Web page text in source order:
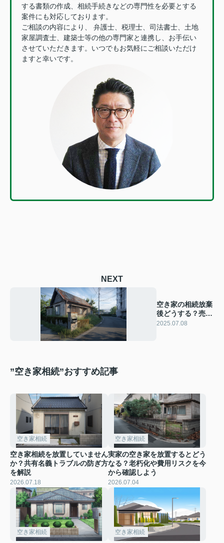
する書類の作成、相続手続きなどの専門性を必要とする
案件にも対応しております。
ご相談の内容により、 弁護士、税理士、司法書士、土地
家屋調査士、建築士等の他の専門家と連携し、お手伝い
させていただきます。いつでもお気軽にご相談いただけ
ますと幸いです。
NEXT
空き家の相続放棄
後どうする？売却
方法や管理の注意
2025.07.08
”空き家相続”おすすめ記事
空き家相続
空き家相続を放置していません
か？共有名義トラブルの防ぎ方
を解説
2026.07.18
空き家相続
実家の空き家を放置するとどう
なる？老朽化や費用リスクを今
から確認しよう
2026.07.04
空き家相続 空き家相続